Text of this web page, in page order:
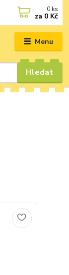
Menu
Hledat
0 ks
za 0 Kč